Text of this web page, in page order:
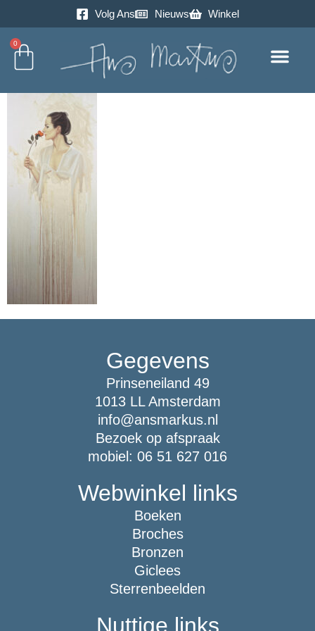
Volg Ans Nieuws Winkel
0
Gegevens
Prinseneiland 49
1013 LL Amsterdam
info@ansmarkus.nl
Bezoek op afspraak
mobiel: 06 51 627 016
Webwinkel links
Boeken
Broches
Bronzen
Giclees
Sterrenbeelden
Nuttige links